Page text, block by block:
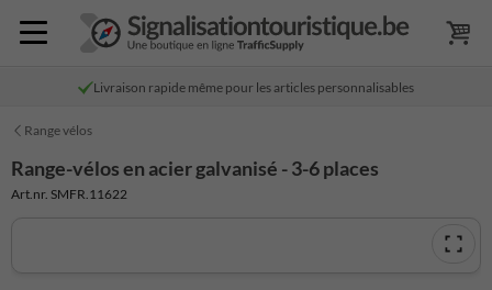
Livraison rapide même pour les articles personnalisables
Range vélos
Range-vélos en acier galvanisé - 3-6 places
Art.nr. SMFR.11622